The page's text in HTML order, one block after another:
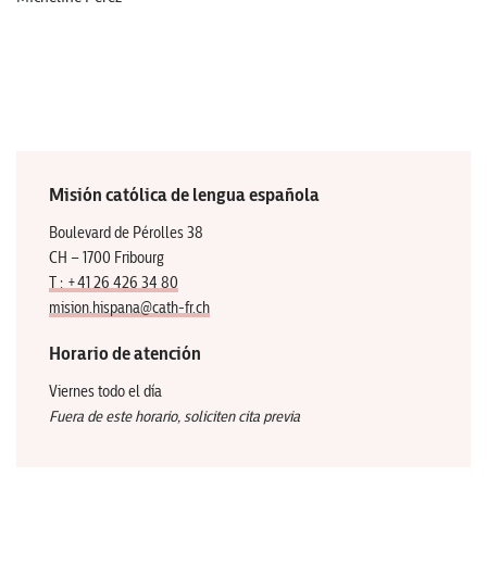
Misión católica de lengua española
Boulevard de Pérolles 38
CH – 1700 Fribourg
T : +41 26 426 34 80
mision.hispana@cath-fr.ch
Horario de atención
Viernes todo el día
Fuera de este horario, soliciten cita previa